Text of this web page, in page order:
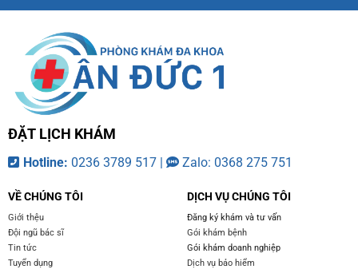
ĐẶT LỊCH KHÁM
Hotline: 0236 3789 517 | Zalo: 0368 275 751
VỀ CHÚNG TÔI
Giới thệu
Đội ngũ bác sĩ
Tin tức
Tuyển dụng
DỊCH VỤ CHÚNG TÔI
Đăng ký khám và tư vấn
Gói khám bệnh
Gói khám doanh nghiệp
Dịch vụ bảo hiểm